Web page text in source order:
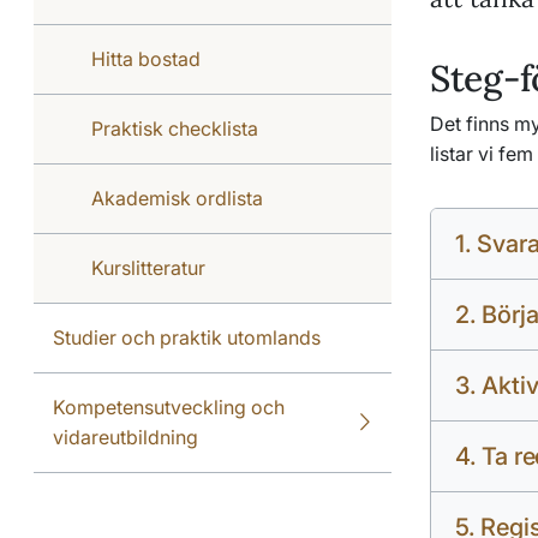
Hitta bostad
Praktisk checklista
Akademisk ordlista
Kurslitteratur
Studier och praktik utomlands
Kompetensutveckling och
vidareutbildning
Steg-
Det finns
listar vi
1.
2.
3.
4. Ta
5.